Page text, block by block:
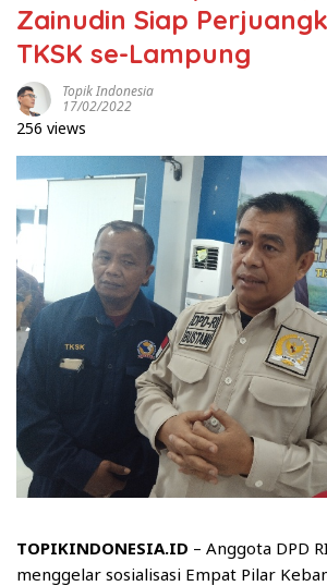
Zainudin Siap
TKSK se-Lampung
Topik Indonesia
17/02/2022
256 views
TOPIKINDONESIA.ID – Anggota DPD
menggelar sosialisasi Empat Pilar